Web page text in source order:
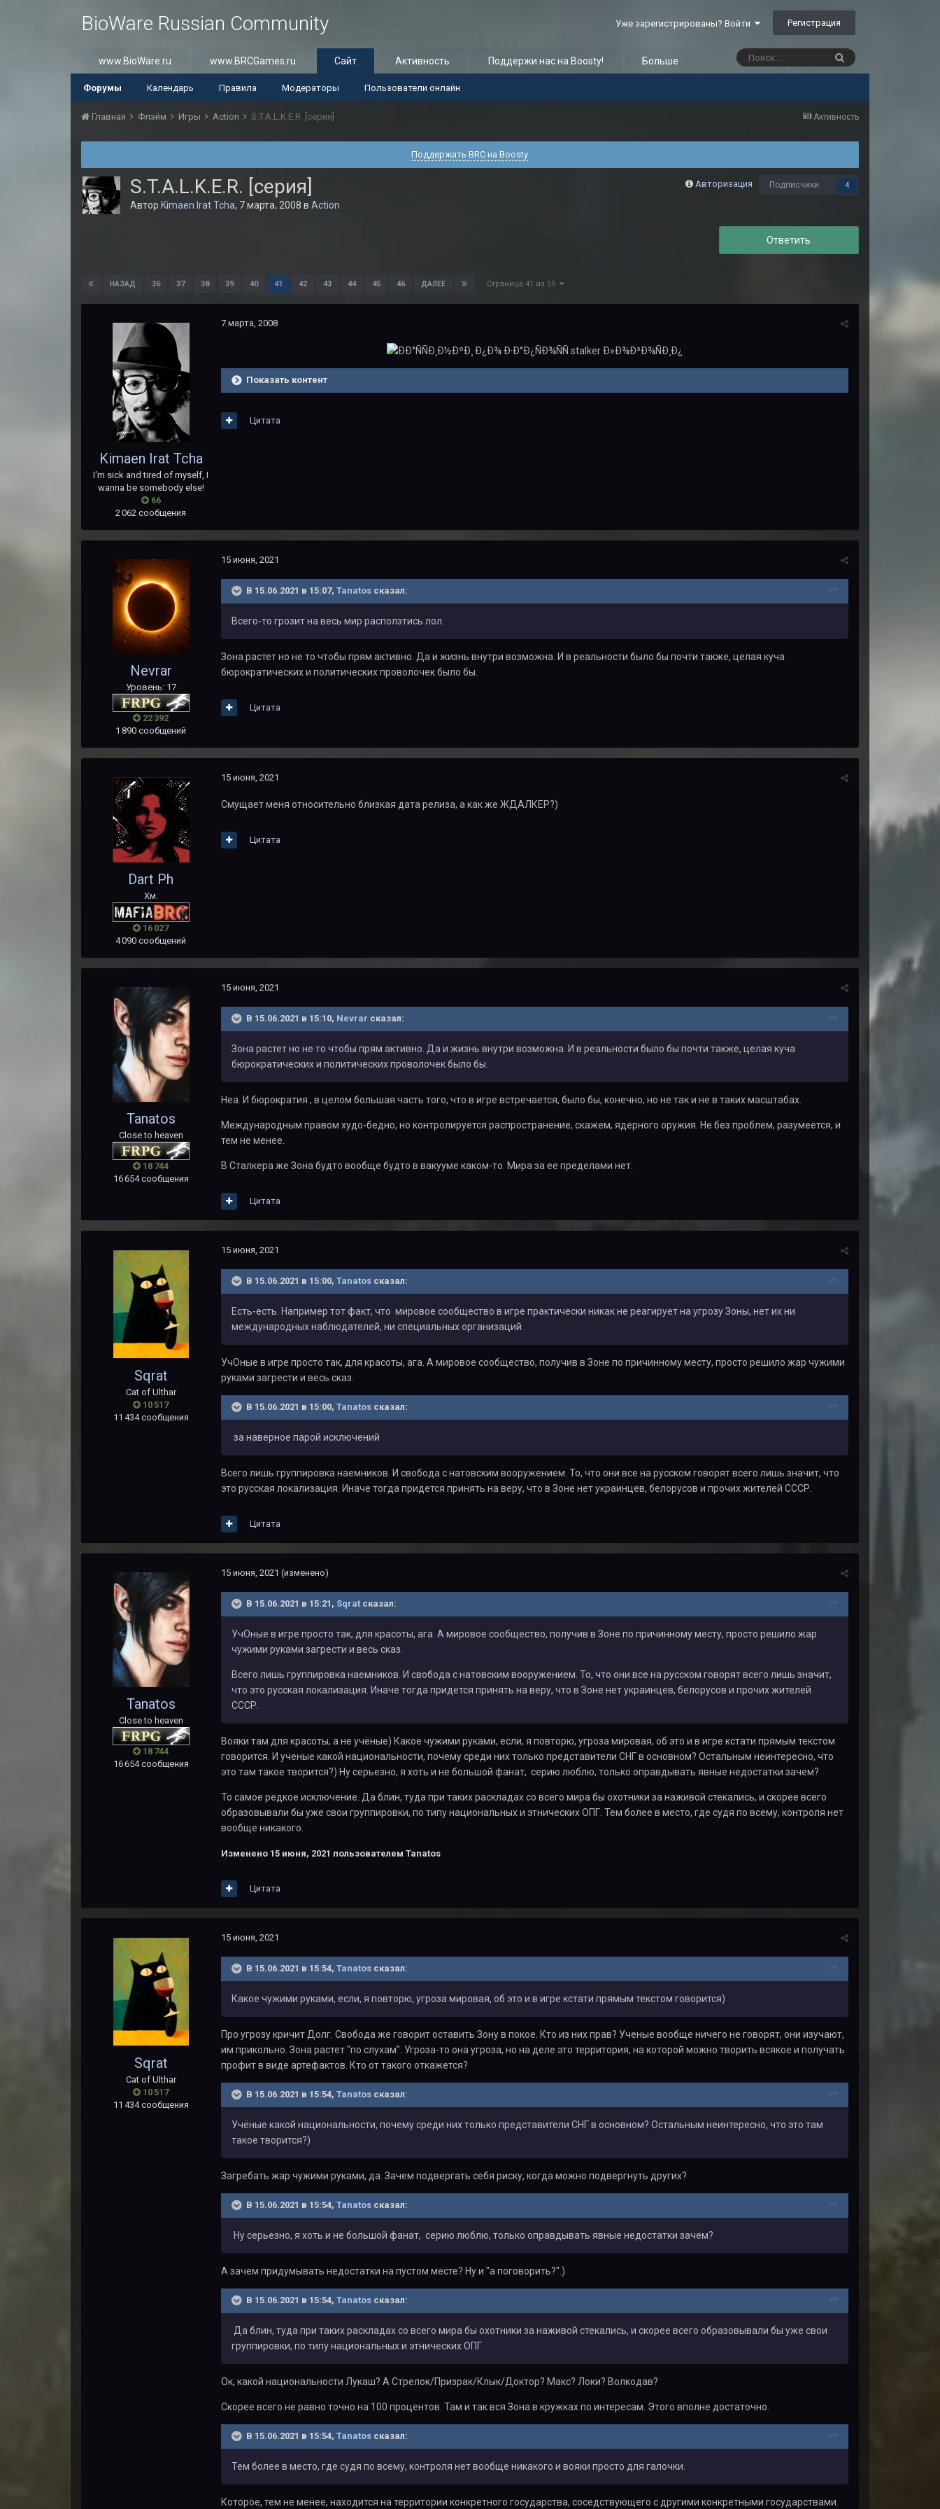
BioWare Russian Community Уже зарегистрированы? Войти Регистрация
www.BioWare.ru www.BRCGames.ru Сайт
Форумы Календарь Правила Модераторы Пользователи онлайн
Активность Поддержи нас на Boosty! Больше
Активность
Главная Флэйм Игры Action S.T.A.L.K.E.R. [серия]
Поддержать BRC на Boosty
Авторизация Подписчики 4
S.T.A.L.K.E.R. [серия]
Автор Kimaen Irat Tcha, 7 марта, 2008 в Action
Ответить
НАЗАД 36 37 38 39 40 41 42 43 44 45 46 ДАЛЕЕ Страница 41 из 55
Kimaen Irat Tcha
I'm sick and tired of myself, I
wanna be somebody else!
66
2 062 сообщения
7 марта, 2008
Показать контент
Цитата
Nevrar
Уровень: 17
22 392
1 890 сообщений
15 июня, 2021
В 15.06.2021 в 15:07, Tanatosсказал:
Всего-то грозит на весь мир расползтись лол.
Зона растет но не то чтобы прям активно. Да и жизнь внутри возможна. И в реальности было бы почти также, целая куча
бюрократических и политических проволочек было бы.
Цитата
Dart Ph
Хм.
16 027
4 090 сообщений
15 июня, 2021
Смущает меня относительно близкая дата релиза, а как же ЖДАЛКЕР?)
Цитата
Tanatos
Close to heaven
18 744
16 654 сообщения
15 июня, 2021
В 15.06.2021 в 15:10, Nevrar сказал:
Зона растет но не то чтобы прям активно. Да и жизнь внутри возможна. И в реальности было бы почти также, целая куча
бюрократических и политических проволочек было бы.
Неа. И бюрократия , в целом большая часть того, что в игре встречается, было бы, конечно, но не так и не в таких масштабах.
Международным правом худо-бедно, но контролируется распространение, скажем, ядерного оружия. Не без проблем, разумеется, и
тем не менее.
В Сталкера же Зона будто вообще будто в вакууме каком-то. Мира за ее пределами нет.
Цитата
Sqrat
Cat of Ulthar
10 517
11 434 сообщения
15 июня, 2021
В 15.06.2021 в 15:00, Tanatosсказал:
Есть-есть. Например тот факт, что мировое сообщество в игре практически никак не реагирует на угрозу Зоны, нет их ни
международных наблюдателей, ни специальных организаций.
УчОные в игре просто так, для красоты, ага. А мировое сообщество, получив в Зоне по причинному месту, просто решило жар чужими
руками загрести и весь сказ.
В 15.06.2021 в 15:00, Tanatosсказал:
за наверное парой исключений
Всего лишь группировка наемников. И свобода с натовским вооружением. То, что они все на русском говорят всего лишь значит, что
это русская локализация. Иначе тогда придется принять на веру, что в Зоне нет украинцев, белорусов и прочих жителей СССР.
Цитата
Tanatos
Close to heaven
18 744
16 654 сообщения
15 июня, 2021 (изменено)
В 15.06.2021 в 15:21, Sqratсказал:
УчОные в игре просто так, для красоты, ага. А мировое сообщество, получив в Зоне по причинному месту, просто решило жар
чужими руками загрести и весь сказ.
Всего лишь группировка наемников. И свобода с натовским вооружением. То, что они все на русском говорят всего лишь значит,
что это русская локализация. Иначе тогда придется принять на веру, что в Зоне нет украинцев, белорусов и прочих жителей
СССР.
Вояки там для красоты, а не учёные) Какое чужими руками, если, я повторю, угроза мировая, об это и в игре кстати прямым текстом
говорится. И ученые какой национальности, почему среди них только представители СНГ в основном? Остальным неинтересно, что
это там такое творится?) Ну серьезно, я хоть и не большой фанат, серию люблю, только оправдывать явные недостатки зачем?
То самое редкое исключение. Да блин, туда при таких раскладах со всего мира бы охотники за наживой стекались, и скорее всего
образовывали бы уже свои группировки, по типу национальных и этнических ОПГ. Тем более в место, где судя по всему, контроля нет
вообще никакого.
Изменено 15 июня, 2021 пользователем Tanatos
Цитата
Sqrat
Cat of Ulthar
10 517
11 434 сообщения
15 июня, 2021
В 15.06.2021 в 15:54, Tanatosсказал:
Какое чужими руками, если, я повторю, угроза мировая, об это и в игре кстати прямым текстом говорится)
Про угрозу кричит Долг. Свобода же говорит оставить Зону в покое. Кто из них прав? Ученые вообще ничего не говорят, они изучают,
им прикольно. Зона растет "по слухам". Угроза-то она угроза, но на деле это территория, на которой можно творить всякое и получать
профит в виде артефактов. Кто от такого откажется?
В 15.06.2021 в 15:54, Tanatosсказал:
Учёные какой национальности, почему среди них только представители СНГ в основном? Остальным неинтересно, что это там
такое творится?)
Загребать жар чужими руками, да. Зачем подвергать себя риску, когда можно подвергнуть других?
В 15.06.2021 в 15:54, Tanatosсказал:
Ну серьезно, я хоть и не большой фанат, серию люблю, только оправдывать явные недостатки зачем?
А зачем придумывать недостатки на пустом месте? Ну и "а поговорить?".)
В 15.06.2021 в 15:54, Tanatosсказал:
Да блин, туда при таких раскладах со всего мира бы охотники за наживой стекались, и скорее всего образовывали бы уже свои
группировки, по типу национальных и этнических ОПГ.
Ок, какой национальности Лукаш? А Стрелок/Призрак/Клык/Доктор? Макс? Локи? Волкодав?
Скорее всего не равно точно на 100 процентов. Там и так вся Зона в кружках по интересам. Этого вполне достаточно.
В 15.06.2021 в 15:54, Tanatosсказал:
Тем более в место, где судя по всему, контроля нет вообще никакого и вояки просто для галочки.
Которое, тем не менее, находится на территории конкретного государства, соседствующего с другими конкретными государствами.